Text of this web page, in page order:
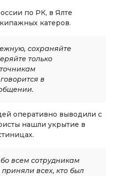
по РК, в Ялте
катеров.
сохраняйте
только
в
оперативно выводили с
нашли укрытие в
всем сотрудникам
всех, кто был